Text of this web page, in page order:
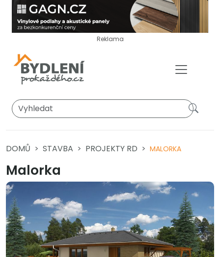
Reklama
DOMŮ STAVBA PROJEKTY RD MALORKA
Malorka